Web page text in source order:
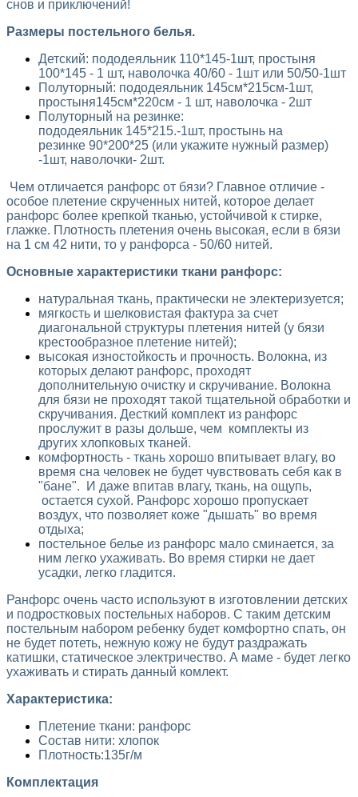
снов и приключений!
Размеры постельного белья.
Детский: пододеяльник 110*145-1шт, простыня
100*145 - 1 шт, наволочка 40/60 - 1шт или 50/50-1шт
Полуторный: пододеяльник 145см*215см-1шт,
простыня145см*220см - 1 шт, наволочка - 2шт
Полуторный на резинке:
пододеяльник 145*215.-1шт, простынь на
резинке 90*200*25 (или укажите нужный размер)
-1шт, наволочки- 2шт.
Чем отличается ранфорс от бязи? Главное отличие -
особое плетение скрученных нитей, которое делает
ранфорс более крепкой тканью, устойчивой к стирке,
глажке. Плотность плетения очень высокая, если в бязи
на 1 см 42 нити, то у ранфорса - 50/60 нитей.
Основные характеристики ткани ранфорс:
натуральная ткань, практически не электеризуется;
мягкость и шелковистая фактура за счет
диагональной структуры плетения нитей (у бязи
крестообразное плетение нитей);
высокая изностойкость и прочность. Волокна, из
которых делают ранфорс, проходят
дополнительную очистку и скручивание. Волокна
для бязи не проходят такой тщательной обработки и
скручивания. Десткий комплект из ранфорс
прослужит в разы дольше, чем комплекты из
других хлопковых тканей.
комфортность - ткань хорошо впитывает влагу, во
время сна человек не будет чувствовать себя как в
"бане". И даже впитав влагу, ткань, на ощупь,
остается сухой. Ранфорс хорошо пропускает
воздух, что позволяет коже "дышать" во время
отдыха;
постельное белье из ранфорс мало сминается, за
ним легко ухаживать. Во время стирки не дает
усадки, легко гладится.
Ранфорс очень часто используют в изготовлении детских
и подростковых постельных наборов. С таким детским
постельным набором ребенку будет комфортно спать, он
не будет потеть, нежную кожу не будут раздражать
катишки, статическое электричество. А маме - будет легко
ухаживать и стирать данный комлект.
Характеристика:
Плетение ткани: ранфорс
Состав нити: хлопок
Плотность:135г/м
Комплектация